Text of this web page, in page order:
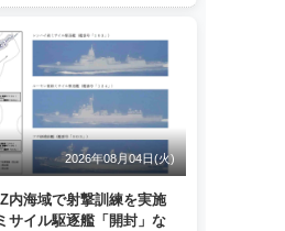
2026年08月04日(火)
内海域で射撃訓練を実施
サイル駆逐艦「開封」な